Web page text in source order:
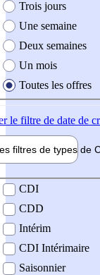
Trois jours
Une semaine
Deux semaines
Un mois
Toutes les offres
le filtre de date de
filtres de types de
contrat
CDI
CDD
Intérim
CDI Intérimaire
Saisonnier